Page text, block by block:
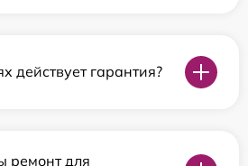
действует гарантия?
ремонт для